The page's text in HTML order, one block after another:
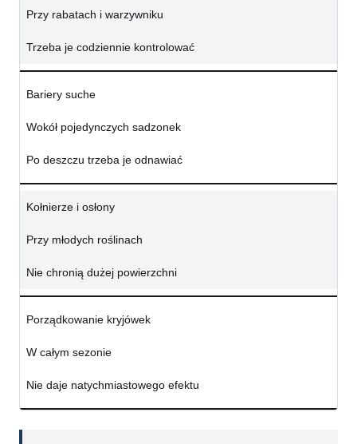
Przy rabatach i warzywniku
Trzeba je codziennie kontrolować
Bariery suche
Wokół pojedynczych sadzonek
Po deszczu trzeba je odnawiać
Kołnierze i osłony
Przy młodych roślinach
Nie chronią dużej powierzchni
Porządkowanie kryjówek
W całym sezonie
Nie daje natychmiastowego efektu